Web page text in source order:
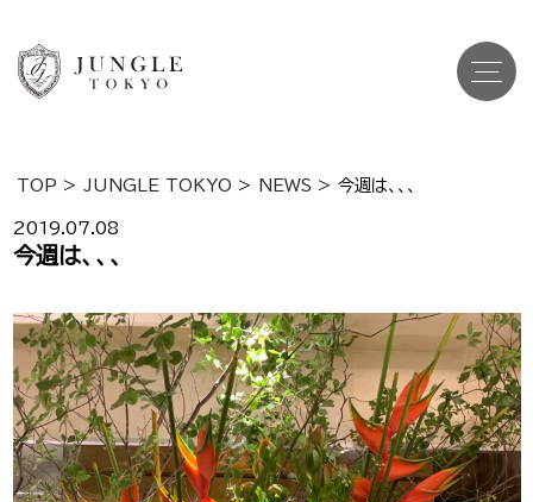
Gravure グラビア
Recruit Cast キャスト求人
Recruit Staff スタッフ求人
TOP > JUNGLE TOKYO > NEWS > 今週は、、、
2019.07.08
今週は、、、